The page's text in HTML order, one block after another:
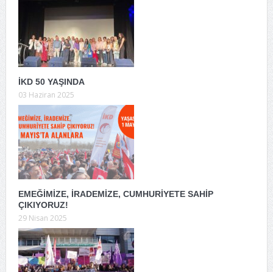
İKD 50 YAŞINDA
03 Haziran 2025
EMEĞİMİZE, İRADEMİZE, CUMHURİYETE SAHİP
ÇIKIYORUZ!
29 Nisan 2025